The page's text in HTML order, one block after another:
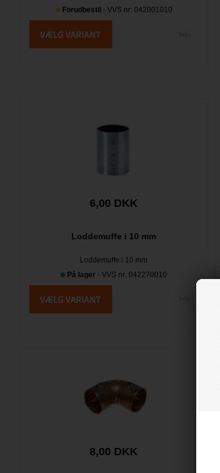
Forudbestil- VVS nr: 042001010
6,00 DKK
Loddemuffe i 10 mm
Loddemuffe i 10 mm
På lager - VVS nr: 042270010
8,00 DKK